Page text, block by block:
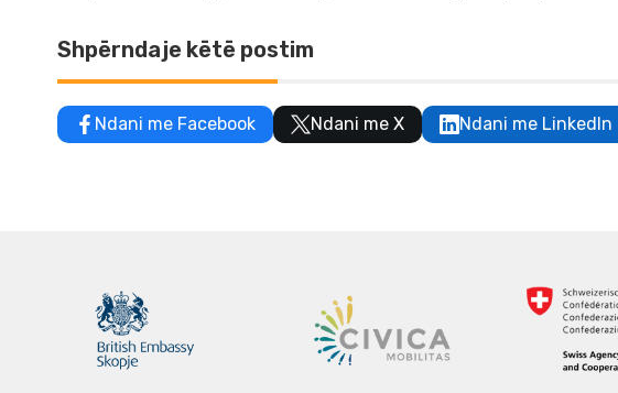
Shpërndaje këtë postim
Ndani me Facebook Ndani me X Ndani me LinkedIn